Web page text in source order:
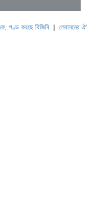
বিজিবি|লেবাননের ঐতিহাসিক